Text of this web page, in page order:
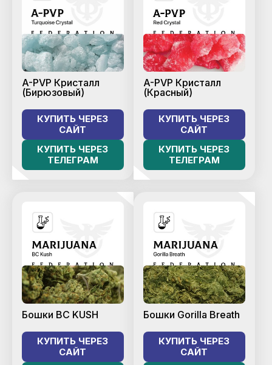
A-PVP Кристалл
(Бирюзовый)
КУПИТЬ ЧЕРЕЗ
САЙТ
КУПИТЬ ЧЕРЕЗ
ТЕЛЕГРАМ
A-PVP Кристалл
(Красный)
КУПИТЬ ЧЕРЕЗ
САЙТ
КУПИТЬ ЧЕРЕЗ
ТЕЛЕГРАМ
Бошки BC KUSH
КУПИТЬ ЧЕРЕЗ
САЙТ
Бошки Gorilla Breath
КУПИТЬ ЧЕРЕЗ
САЙТ